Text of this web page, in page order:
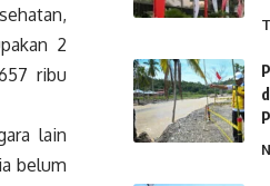
2
ribu
lain
belum